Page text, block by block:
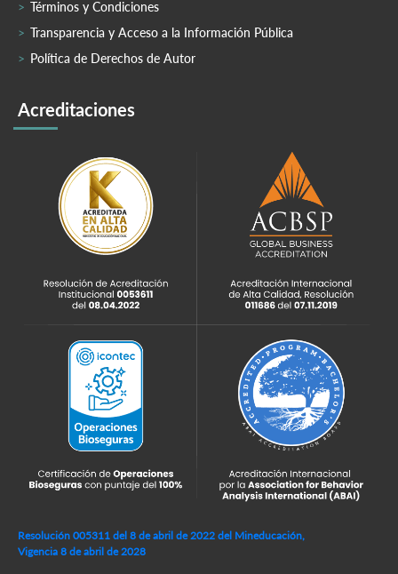
Términos y Condiciones
Transparencia y Acceso a la Información Pública
Política de Derechos de Autor
Acreditaciones
Resolución 005311 del 8 de abril de 2022 del Mineducación,
Vigencia 8 de abril de 2028